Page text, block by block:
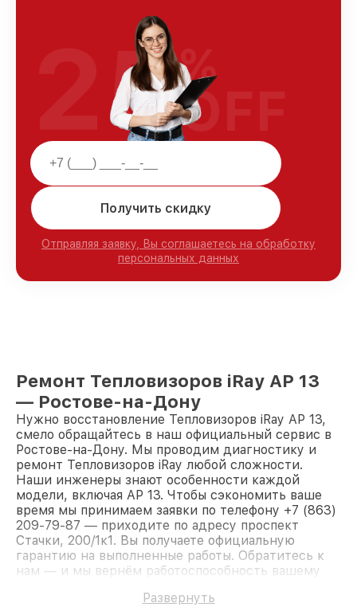
Получить скидку
Отправляя заявку, Вы соглашаетесь на обработку
персональных данных
25%
OFF
Ремонт Тепловизоров iRay AP 13
— Ростове-на-Дону
Нужно восстановление Тепловизоров iRay AP 13,
смело обращайтесь в наш официальный сервис в
Ростове-на-Дону. Мы проводим диагностику и
ремонт Тепловизоров iRay любой сложности.
Наши инженеры знают особенности каждой
модели, включая AP 13. Чтобы сэкономить ваше
время мы принимаем заявки по телефону +7 (863)
209-79-87 — приходите по адресу проспект
Стачки, 200/1к1. Вы получаете официальную
гарантию на выполненные работы. Обратитесь к
нам — и мы вернём работоспособность вашему
Развернуть